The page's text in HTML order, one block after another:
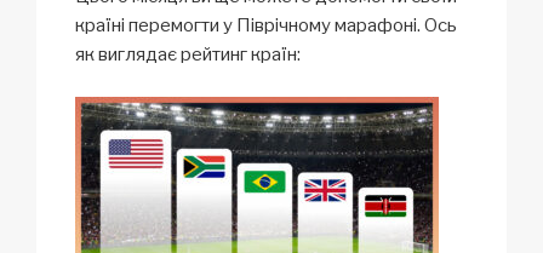
країні перемогти у Піврічному марафоні. Ось
як виглядає рейтинг країн: